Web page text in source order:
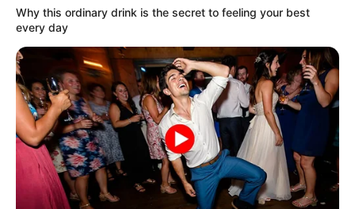
su contra
CARGAR MÁS
TEMAS DESTACADOS
Why this ordinary drink is the secret to feeling your best
every day